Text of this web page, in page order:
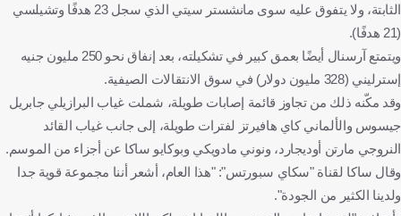
الثابتة، ولا يتفوق عليه سوى مانشستر سيتي الذي سجل 23 هدفًا وتشيلسي
(21 هدفًا).
ويتمتع آرسنال أيضًا بعمق كبير في تشكيلته، بعد إنفاق نحو 250 مليون جنيه
إسترليني (328 مليون دولار) في سوق الانتقالات الصيفية.
وقد مكّنه ذلك من تجاوز قائمة إصابات طويلة، شملت غياب البرازيلي جابريل
جيسوس والألماني كاي هافيرتز لفترات طويلة، إلى جانب غياب القائد
النروجي مارتن أوديجارد، ونوني مادويكي وبوكايو ساكا عن أجزاء من الموسم.
وقال ساكا لقناة "سكاي سبورتس": "هذا العام، أشعر أننا مجموعة قوية جدا
ولدينا الكثير من الجودة".